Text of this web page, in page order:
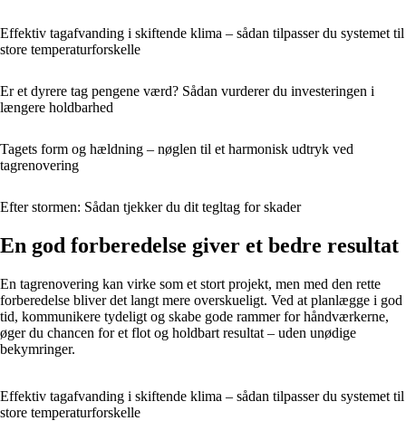
Effektiv tagafvanding i skiftende klima – sådan tilpasser du systemet til
store temperaturforskelle
Er et dyrere tag pengene værd? Sådan vurderer du investeringen i
længere holdbarhed
Tagets form og hældning – nøglen til et harmonisk udtryk ved
tagrenovering
Efter stormen: Sådan tjekker du dit tegltag for skader
En god forberedelse giver et bedre resultat
En tagrenovering kan virke som et stort projekt, men med den rette
forberedelse bliver det langt mere overskueligt. Ved at planlægge i god
tid, kommunikere tydeligt og skabe gode rammer for håndværkerne,
øger du chancen for et flot og holdbart resultat – uden unødige
bekymringer.
Effektiv tagafvanding i skiftende klima – sådan tilpasser du systemet til
store temperaturforskelle